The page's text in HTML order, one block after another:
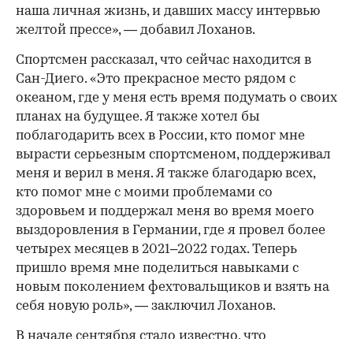
наша личная жизнь, и давших массу интервью
желтой прессе», — добавил Лоханов.
Спортсмен рассказал, что сейчас находится в
Сан-Диего. «Это прекрасное место рядом с
океаном, где у меня есть время подумать о своих
планах на будущее. Я также хотел бы
поблагодарить всех в России, кто помог мне
вырасти серьезным спортсменом, поддерживал
меня и верил в меня. Я также благодарю всех,
кто помог мне с моими проблемами со
здоровьем и поддержал меня во время моего
выздоровления в Германии, где я провел более
четырех месяцев в 2021–2022 годах. Теперь
пришло время мне поделиться навыками с
новым поколением фехтовальщиков и взять на
себя новую роль», — заключил Лоханов.
В начале сентября стало известно, что